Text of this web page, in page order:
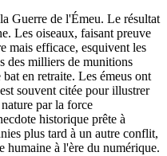
Guerre de l'Émeu. Le résultat
Les oiseaux, faisant preuve
mais efficace, esquivent les
des milliers de munitions
en retraite. Les émeus ont
souvent citée pour illustrer
par la force
historique prête à
plus tard à un autre conflit,
humaine à l'ère du numérique.